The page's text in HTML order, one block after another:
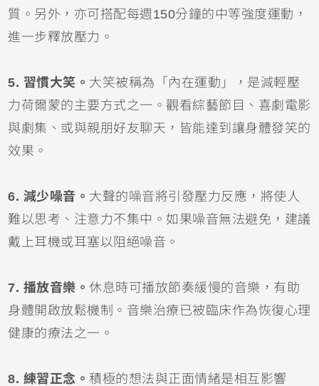
質。另外，亦可搭配每週150分鐘的中等強度運動，
進一步釋放壓力。
5. 習慣大笑。 大笑被稱為「內在運動」，是減輕壓
力荷爾蒙的主要方式之一。觀看綜藝節目、喜劇電影
與劇集、或與親朋好友聊天，皆能達到讓身體發笑的
效果。
6. 減少噪音。 大聲的噪音將引發壓力反應，將使人
難以思考、注意力不集中。如果噪音無法避免，建議
戴上耳機或耳塞以阻絕噪音。
7. 播放音樂。休息時可播放節奏緩慢的音樂，有助
身體開啟放鬆機制。音樂治療已被臨床作為恢復心理
健康的療法之一。
8. 練習正念。積極的想法與正面情緒是相互影響